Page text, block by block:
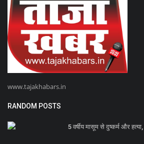
www.tajakhabars.in
RANDOM POSTS
5 वर्षीय मासूम से दुष्कर्म और